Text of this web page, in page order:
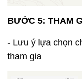
BƯỚC 5: THAM
- Lưu ý lựa chọn
tham gia